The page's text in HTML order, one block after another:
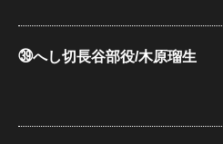
㊴へし切長谷部役/木原瑠生